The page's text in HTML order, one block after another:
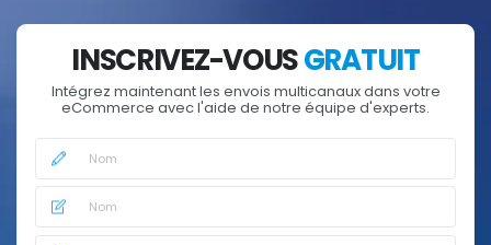
INSCRIVEZ-VOUSGRATUIT
Intégrez maintenant les envois multicanaux dans votre
eCommerce avec l'aide de notre équipe d'experts.